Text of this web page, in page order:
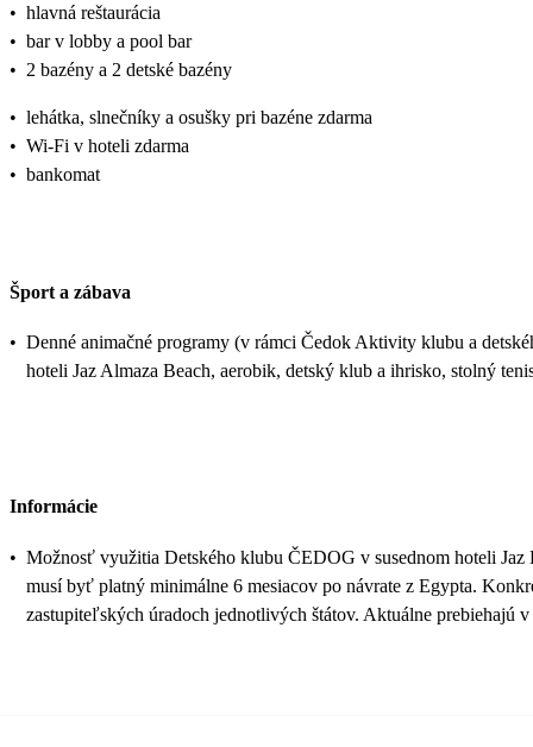
• hlavná reštaurácia
• bar v lobby a pool bar
• 2 bazény a 2 detské bazény
• lehátka, slnečníky a osušky pri bazéne zdarma
• Wi-Fi v hoteli zdarma
• bankomat
Šport a zábava
• Denné animačné programy (v rámci Čedok Aktivity klubu a
hoteli Jaz Almaza Beach, aerobik, detský klub a ihrisko, stolný
Informácie
• Možnosť využitia Detského klubu ČEDOG v susednom hoteli
musí byť platný minimálne 6 mesiacov po návrate z Egypta.
zastupiteľských úradoch jednotlivých štátov. Aktuálne prebiehajú